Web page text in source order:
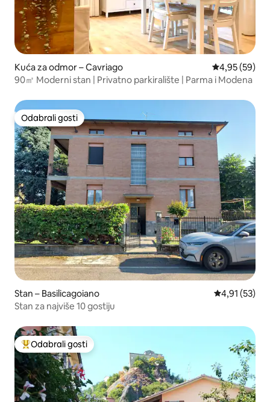
Kuća za odmor – Cavriago Prosječna
4,95 (59)
90㎡ Moderni stan | Privatno parkiralište | Parma i Modena
Odabrali gosti
Odabrali gosti
Stan – Basilicagoiano Prosječna
4,91 (53)
Stan za najviše 10 gostiju
Među najviše rangiranima s oznakom „Odabrali gosti”
Odabrali gosti